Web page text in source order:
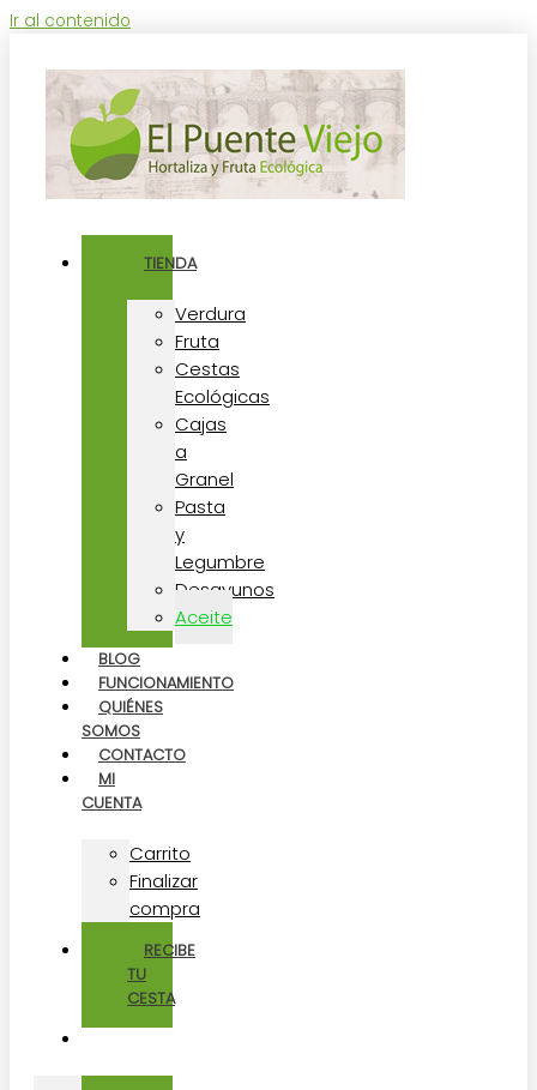
Ir al contenido
TIENDA
Verdura
Fruta
Cestas
Ecológicas
Cajas
a
Granel
Pasta
y
Legumbre
Desayunos
Aceite
BLOG
FUNCIONAMIENTO
QUIÉNES
SOMOS
CONTACTO
MI
CUENTA
Carrito
Finalizar
compra
RECIBE
TU
CESTA